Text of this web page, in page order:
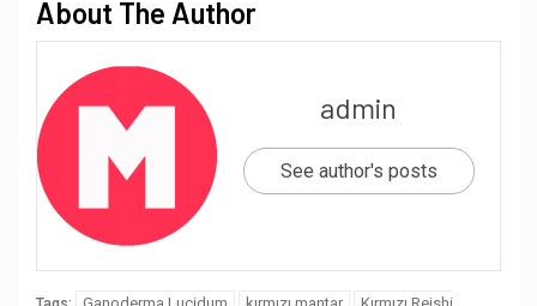
About The Author
admin
See author's posts